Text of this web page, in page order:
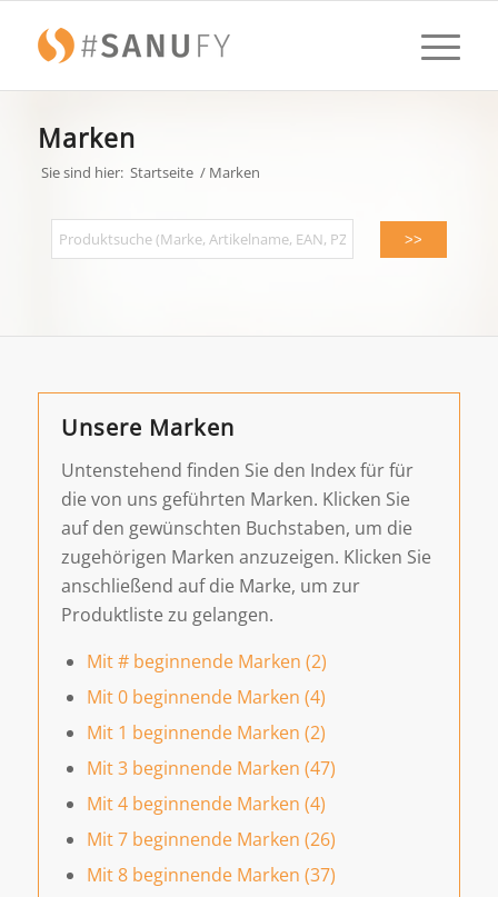
Marken
Sie sind hier: Startseite / Marken
Unsere Marken
Untenstehend finden Sie den Index für für
die von uns geführten Marken. Klicken Sie
auf den gewünschten Buchstaben, um die
zugehörigen Marken anzuzeigen. Klicken Sie
anschließend auf die Marke, um zur
Produktliste zu gelangen.
Mit # beginnende Marken (2)
Mit 0 beginnende Marken (4)
Mit 1 beginnende Marken (2)
Mit 3 beginnende Marken (47)
Mit 4 beginnende Marken (4)
Mit 7 beginnende Marken (26)
Mit 8 beginnende Marken (37)